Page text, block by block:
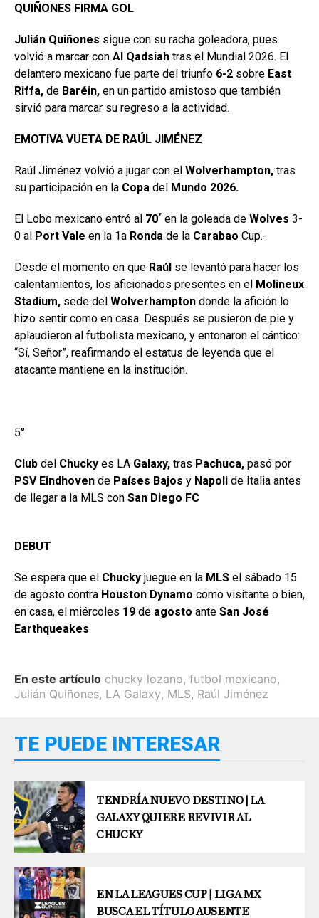
QUIÑONES FIRMA GOL
Julián Quiñones sigue con su racha goleadora, pues
volvió a marcar con Al Qadsiah tras el Mundial 2026. El
delantero mexicano fue parte del triunfo 6-2 sobre East
Riffa, de Baréin, en un partido amistoso que también
sirvió para marcar su regreso a la actividad.
EMOTIVA VUETA DE RAÚL JIMÉNEZ
Raúl Jiménez volvió a jugar con el Wolverhampton, tras
su participación en la Copa del Mundo 2026.
El Lobo mexicano entró al 70´ en la goleada de Wolves 3-
0 al Port Vale en la 1a Ronda de la Carabao Cup.-
Desde el momento en que Raúl se levantó para hacer los
calentamientos, los aficionados presentes en el Molineux
Stadium, sede del Wolverhampton donde la afición lo
hizo sentir como en casa. Después se pusieron de pie y
aplaudieron al futbolista mexicano, y entonaron el cántico:
“Sí, Señor”, reafirmando el estatus de leyenda que el
atacante mantiene en la institución.
5°
Club del Chucky es LA Galaxy, tras Pachuca, pasó por
PSV Eindhoven de Países Bajos y Napoli de Italia antes
de llegar a la MLS con San Diego FC
DEBUT
Se espera que el Chucky juegue en la MLS el sábado 15
de agosto contra Houston Dynamo como visitante o bien,
en casa, el miércoles 19 de agosto ante San José
Earthqueakes
En este artículo chucky lozano, futbol mexicano,
Julián Quiñones, LA Galaxy, MLS, Raúl Jiménez
TE PUEDE INTERESAR
TENDRÍA NUEVO DESTINO | LA
GALAXY QUIERE REVIVIR AL
CHUCKY
EN LA LEAGUES CUP | LIGA MX
BUSCA EL TÍTULO AUSENTE